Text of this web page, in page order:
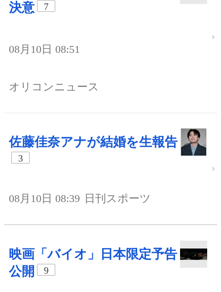
決意
7
08月10日 08:51
オリコンニュース
佐藤佳奈アナが結婚を生報告
3
08月10日 08:39 日刊スポーツ
映画「バイオ」日本限定予告
公開
9